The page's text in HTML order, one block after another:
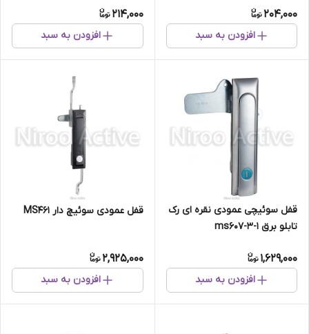
204,000
افزودن به سبد
214,000
افزودن به سبد
قفل سوئیچی عمودی نقره ای رک
تابلو برق ms607-3-1
1,629,000
افزودن به سبد
قفل عمودی سوئیچ دار MS461
2,925,000
افزودن به سبد